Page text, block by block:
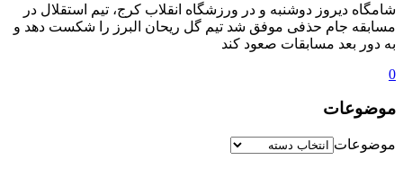
شامگاه دیروز دوشنبه و در ورزشگاه انقلاب کرج، تیم استقلال در
مسابقه جام حذفی موفق شد تیم گل ریحان البرز را شکست دهد و
به دور بعد مسابقات صعود کند
0
موضوعات
موضوعات